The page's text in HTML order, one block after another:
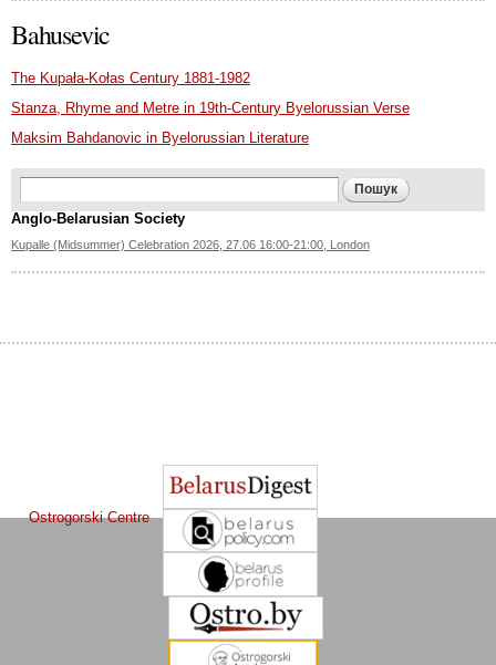
Bahusevic
The Kupała-Kołas Century 1881-1982
Stanza, Rhyme and Metre in 19th-Century Byelorussian Verse
Maksim Bahdanovic in Byelorussian Literature
Search form
Anglo-Belarusian Society
Kupalle (Midsummer) Celebration 2026, 27.06 16:00-21:00, London
Ostrogorski Centre